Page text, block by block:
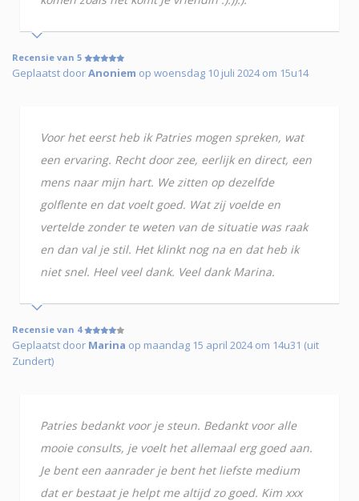
Recensie van 5
Geplaatst doorAnoniem op woensdag 10 juli 2024 om 15u14
Voor het eerst heb ik Patries mogen spreken, wat
een ervaring. Recht door zee, eerlijk en direct, een
mens naar mijn hart. We zitten op dezelfde
golflente en dat voelt goed. Wat zij voelde en
vertelde zonder te weten van de situatie was raak
en dan val je stil. Het klinkt nog na en dat heb ik
niet snel. Heel veel dank. Veel dank Marina.
Recensie van 4
Geplaatst door Marina op maandag 15 april 2024 om 14u31 (uit
Zundert)
Patries bedankt voor je steun. Bedankt voor alle
mooie consults, je voelt het allemaal erg goed aan.
Je bent een aanrader je bent het liefste medium
dat er bestaat je helpt me altijd zo goed. Kim xxx